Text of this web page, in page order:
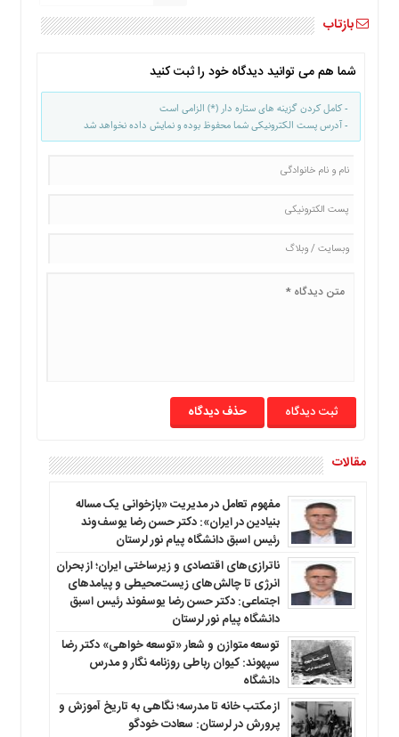
تعرفه
درباره
بازتاب
شما هم می توانید دیدگاه خود را ثبت کنید
- کامل کردن گزینه های ستاره دار (*) الزامی است
- آدرس پست الکترونیکی شما محفوظ بوده و نمایش داده نخواهد شد
حذف دیدگاه
مقالات
مفهوم تعامل در مدیریت «بازخوانی یک مساله
بنیادین در ایران»: دکتر حسن رضا یوسف‌وند
رئیس اسبق دانشگاه پیام نور لرستان
ناترازی‌های اقتصادی و زیرساختی ایران؛ از بحران
انرژی تا چالش‌های زیست‌محیطی و پیامدهای
اجتماعی: دکتر حسن رضا یوسفوند رئیس اسبق
دانشگاه پیام نور لرستان
توسعه متوازن و شعار «توسعه خواهی» دکتر رضا
سپهوند: کیوان رباطی روزنامه نگار و مدرس
دانشگاه
از مکتب خانه تا مدرسه؛ نگاهی به تاریخ آموزش و
پرورش در لرستان: سعادت خودگو